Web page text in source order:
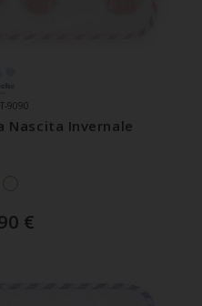
9090
Nascita Invernale
€